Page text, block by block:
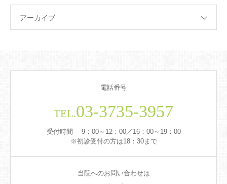
アーカイブ
電話番号
TEL.03-3735-3957
受付時間 9：00～12：00／16：00～19：00
※初診受付の方は18：30まで
当院へのお問い合わせは